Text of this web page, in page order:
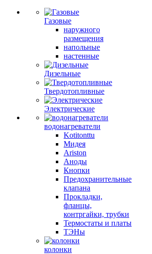
Газовые
наружного
размещения
напольные
настенные
Дизельные
Твердотопливные
Электрические
водонагреватели
Kotitonttu
Мидея
Ariston
Аноды
Кнопки
Предохранительные
клапана
Прокладки,
фланцы,
контргайки, трубки
Термостаты и платы
ТЭНы
колонки